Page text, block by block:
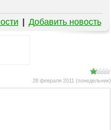
Добавить новость
28 февраля 2011 (понедельник)